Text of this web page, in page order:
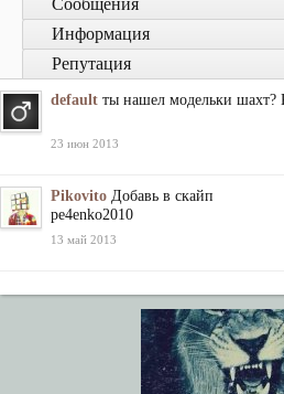
Сообщения
Информация
Репутация
default ты нашел модельки шахт?
23 июн 2013
Pikovito Добавь в скайп
pe4enko2010
13 май 2013